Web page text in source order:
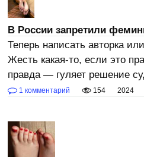
В России запретили
Теперь написать авторка
Жесть какая-то, если это
правда — гуляет решение
1 комментарий 154 2024